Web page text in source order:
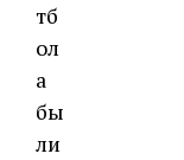
тб
ол
а
бы
ли